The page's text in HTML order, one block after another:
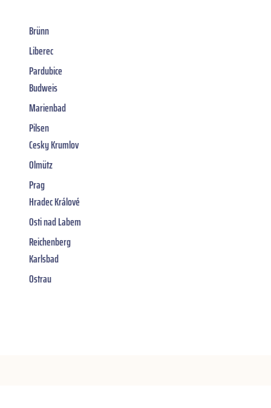
Brünn
Liberec
Pardubice
Budweis
Marienbad
Pilsen
Cesky Krumlov
Olmütz
Prag
Hradec Králové
Osti nad Labem
Reichenberg
Karlsbad
Ostrau